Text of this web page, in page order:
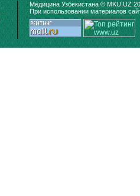
Медицина Узбекистана © MKU.UZ
При использовании материалов